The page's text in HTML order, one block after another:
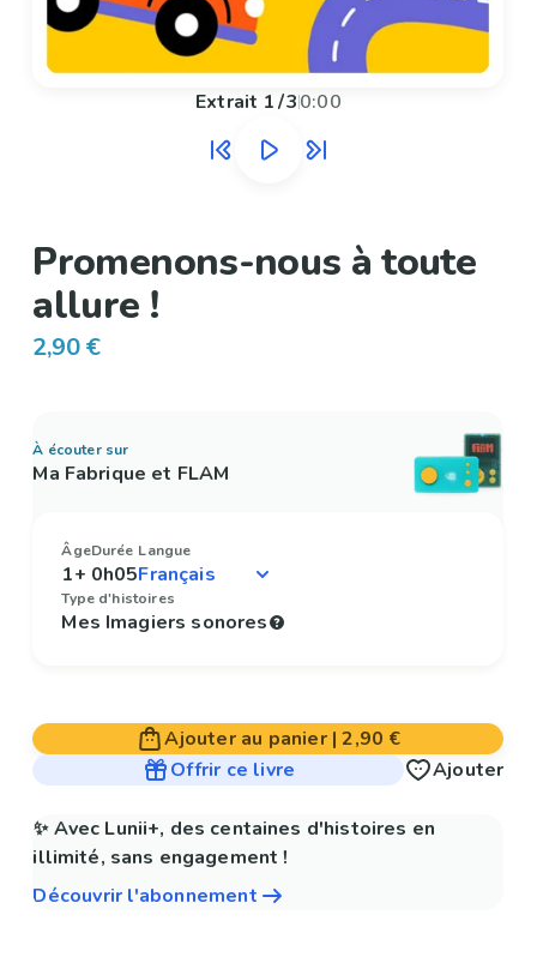
Extrait 1/30:00
Promenons-nous à toute
allure !
2,90 €
À écouter sur
Ma Fabrique et FLAM
Âge
1+
Durée
0h05
Langue
Type d'histoires
Mes Imagiers sonores
Ajouter au panier|2,90 €
Offrir ce livre
Ajouter
✨ Avec Lunii+, des centaines d'histoires en
illimité, sans engagement !
Découvrir l'abonnement